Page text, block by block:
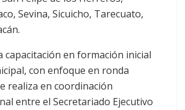
Sevina, Sicuicho, Tarecuato,
capacitación en formación inicial
con enfoque en ronda
realiza en coordinación
entre el Secretariado Ejecutivo